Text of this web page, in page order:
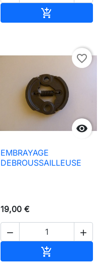


favorite_border
EMBRAYAGE
DEBROUSSAILLEUSE
19,00 €
 
